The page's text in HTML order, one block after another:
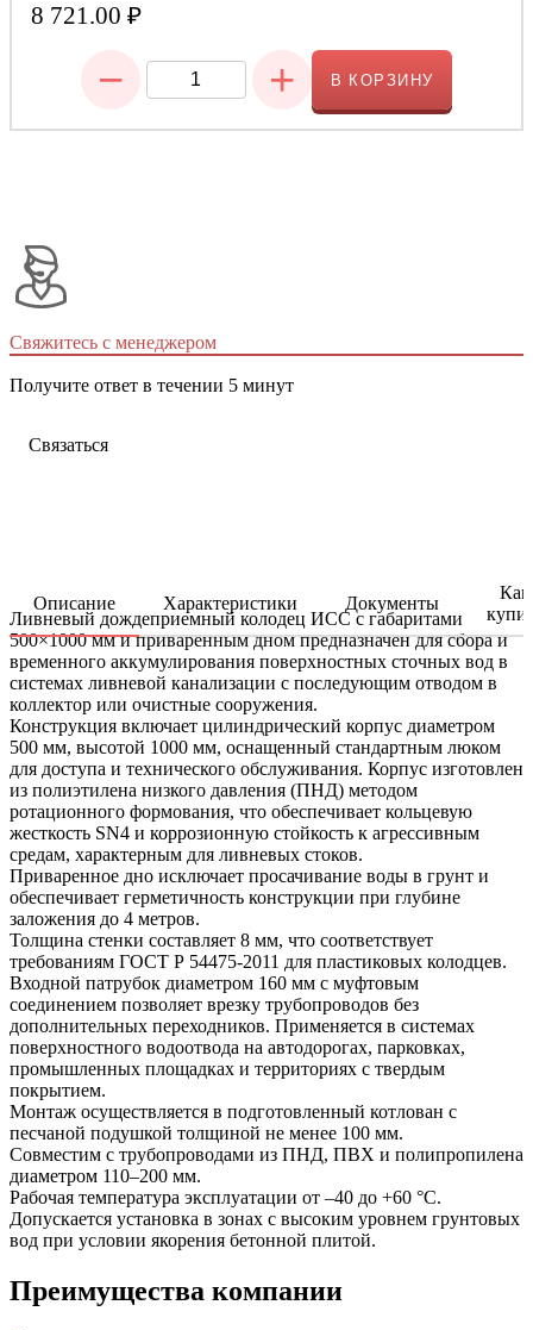
8 721.00 ₽
− + В КОРЗИНУ
Свяжитесь с менеджером
Получите ответ в течении 5 минут
Связаться
Описание Характеристики Документы
Как
Ливневый дождеприемный колодец ИСС с габаритами
500×1000 мм и приваренным дном предназначен для сбора и
временного аккумулирования поверхностных сточных вод в
системах ливневой канализации с последующим отводом в
коллектор или очистные сооружения.
Конструкция включает цилиндрический корпус диаметром
500 мм, высотой 1000 мм, оснащенный стандартным люком
для доступа и технического обслуживания. Корпус изготовлен
из полиэтилена низкого давления (ПНД) методом
ротационного формования, что обеспечивает кольцевую
жесткость SN4 и коррозионную стойкость к агрессивным
средам, характерным для ливневых стоков.
Приваренное дно исключает просачивание воды в грунт и
обеспечивает герметичность конструкции при глубине
заложения до 4 метров.
Толщина стенки составляет 8 мм, что соответствует
требованиям ГОСТ Р 54475-2011 для пластиковых колодцев.
Входной патрубок диаметром 160 мм с муфтовым
соединением позволяет врезку трубопроводов без
дополнительных переходников. Применяется в системах
поверхностного водоотвода на автодорогах, парковках,
промышленных площадках и территориях с твердым
покрытием.
Монтаж осуществляется в подготовленный котлован с
песчаной подушкой толщиной не менее 100 мм.
Совместим с трубопроводами из ПНД, ПВХ и полипропилена
диаметром 110–200 мм.
Рабочая температура эксплуатации от –40 до +60 °C.
Допускается установка в зонах с высоким уровнем грунтовых
вод при условии якорения бетонной плитой.
Преимущества компании